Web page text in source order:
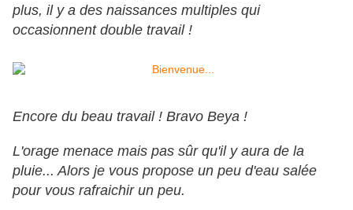
plus, il y a des naissances multiples qui
occasionnent double travail !
Encore du beau travail ! Bravo Beya !
L'orage menace mais pas sûr qu'il y aura de la
pluie... Alors je vous propose un peu d'eau salée
pour vous rafraichir un peu.